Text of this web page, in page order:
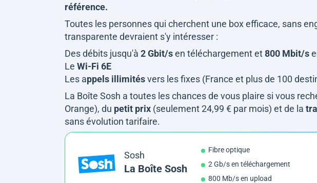
référence.
Toutes les personnes qui cherchent une box efficace, sans
transparente devraient s'y intéresser :
Des débits jusqu'à 2 Gbit/sen téléchargement et800 Mbit/s
Le Wi-Fi 6E
Les appels illimitésvers les fixes (France et plus de 100
La Boîte Sosh a toutes les chances de vous plaire si vous
Orange), du petit prix (seulement 24,99 € par mois) et de la
sans évolution tarifaire.
Sosh
La Boîte Sosh
Fibre optique
2 Gb/s en téléchargement
800 Mb/s en upload